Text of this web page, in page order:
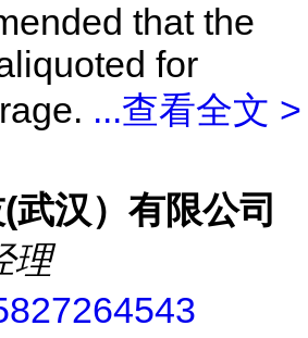
that the
for
...查看全文 >
武汉）有限公司
理